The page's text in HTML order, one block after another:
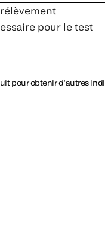
pour le test
pour obtenir d’autres